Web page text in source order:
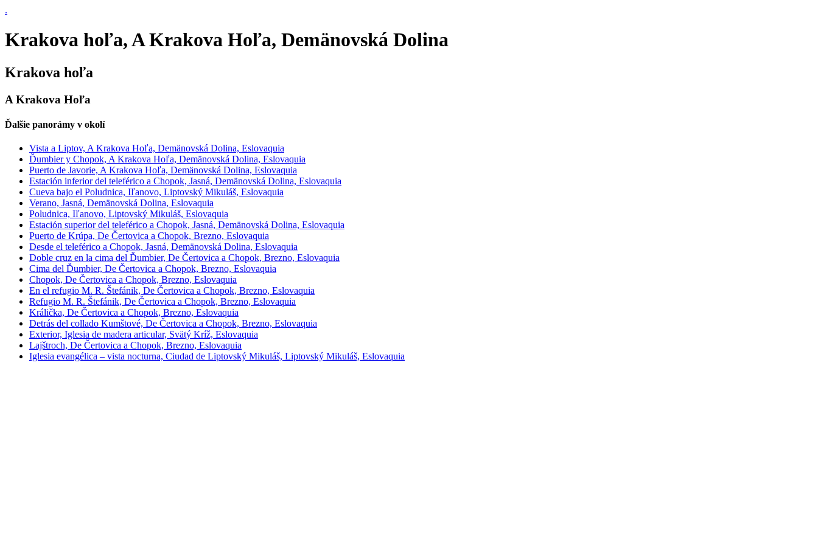
.
Krakova hoľa, A Krakova Hoľa, Demänovská Dolina
Krakova hoľa
A Krakova Hoľa
Ďalšie panorámy v okolí
Vista a Liptov, A Krakova Hoľa, Demänovská Dolina, Eslovaquia
Ďumbier y Chopok, A Krakova Hoľa, Demänovská Dolina, Eslovaquia
Puerto de Javorie, A Krakova Hoľa, Demänovská Dolina, Eslovaquia
Estación inferior del teleférico a Chopok, Jasná, Demänovská Dolina, Eslovaquia
Cueva bajo el Poludnica, Iľanovo, Liptovský Mikuláš, Eslovaquia
Verano, Jasná, Demänovská Dolina, Eslovaquia
Poludnica, Iľanovo, Liptovský Mikuláš, Eslovaquia
Estación superior del teleférico a Chopok, Jasná, Demänovská Dolina, Eslovaquia
Puerto de Krúpa, De Čertovica a Chopok, Brezno, Eslovaquia
Desde el teleférico a Chopok, Jasná, Demänovská Dolina, Eslovaquia
Doble cruz en la cima del Ďumbier, De Čertovica a Chopok, Brezno, Eslovaquia
Cima del Ďumbier, De Čertovica a Chopok, Brezno, Eslovaquia
Chopok, De Čertovica a Chopok, Brezno, Eslovaquia
En el refugio M. R. Štefánik, De Čertovica a Chopok, Brezno, Eslovaquia
Refugio M. R. Štefánik, De Čertovica a Chopok, Brezno, Eslovaquia
Králička, De Čertovica a Chopok, Brezno, Eslovaquia
Detrás del collado Kumštové, De Čertovica a Chopok, Brezno, Eslovaquia
Exterior, Iglesia de madera articular, Svätý Kríž, Eslovaquia
Lajštroch, De Čertovica a Chopok, Brezno, Eslovaquia
Iglesia evangélica – vista nocturna, Ciudad de Liptovský Mikuláš, Liptovský Mikuláš, Eslovaquia